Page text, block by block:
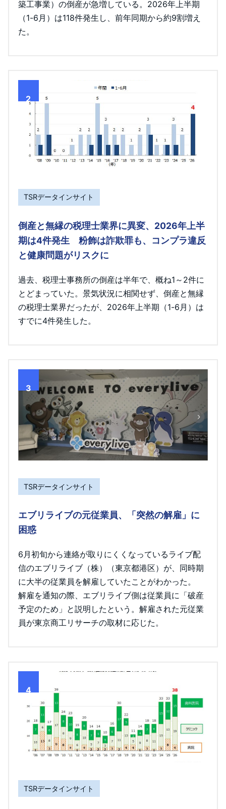
築工事業）の倒産が急増している。2026年上半期
（1-6月）は118件発生し、前年同期から約9割増え
た。
2
TSRデータインサイト
倒産と無縁の税理士業界に異変、2026年上半
期は4件発生 粉飾は詐欺罪も、コンプラ違反
と健康問題がリスクに
過去、税理士事務所の倒産は半年で、概ね1～2件に
とどまっていた。景気状況に相関せず、倒産と無縁
の税理士業界だったが、2026年上半期（1-6月）は
すでに4件発生した。
3
TSRデータインサイト
エブリライブの元従業員、「突然の解雇」に
困惑
6月初旬から連絡が取りにくくなっているライブ配
信のエブリライブ（株）（東京都港区）が、同時期
に大半の従業員を解雇していたことがわかった。
解雇を通知の際、エブリライブ側は従業員に「破産
予定のため」と説明したという。解雇された元従業
員が東京商工リサーチの取材に応じた。
4
TSRデータインサイト